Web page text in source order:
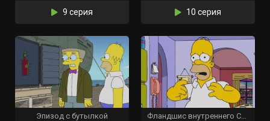
9 серия 10 серия
Эпизод с бутылкой Фландшис внутреннего Симпсона